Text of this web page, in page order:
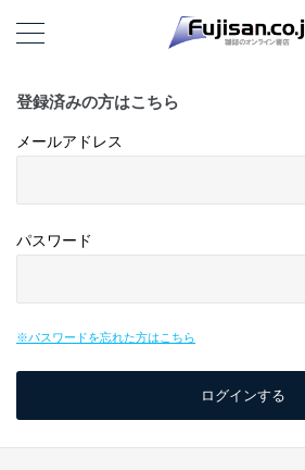
登録済みの方はこちら
メールアドレス
パスワード
※パスワードを忘れた方はこちら